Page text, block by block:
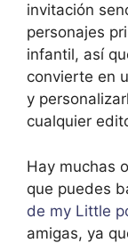
invitación
personajes
infantil, así
convierte en
y
cualquier
Hay muchas
que puedes
de my Little
amigas, ya